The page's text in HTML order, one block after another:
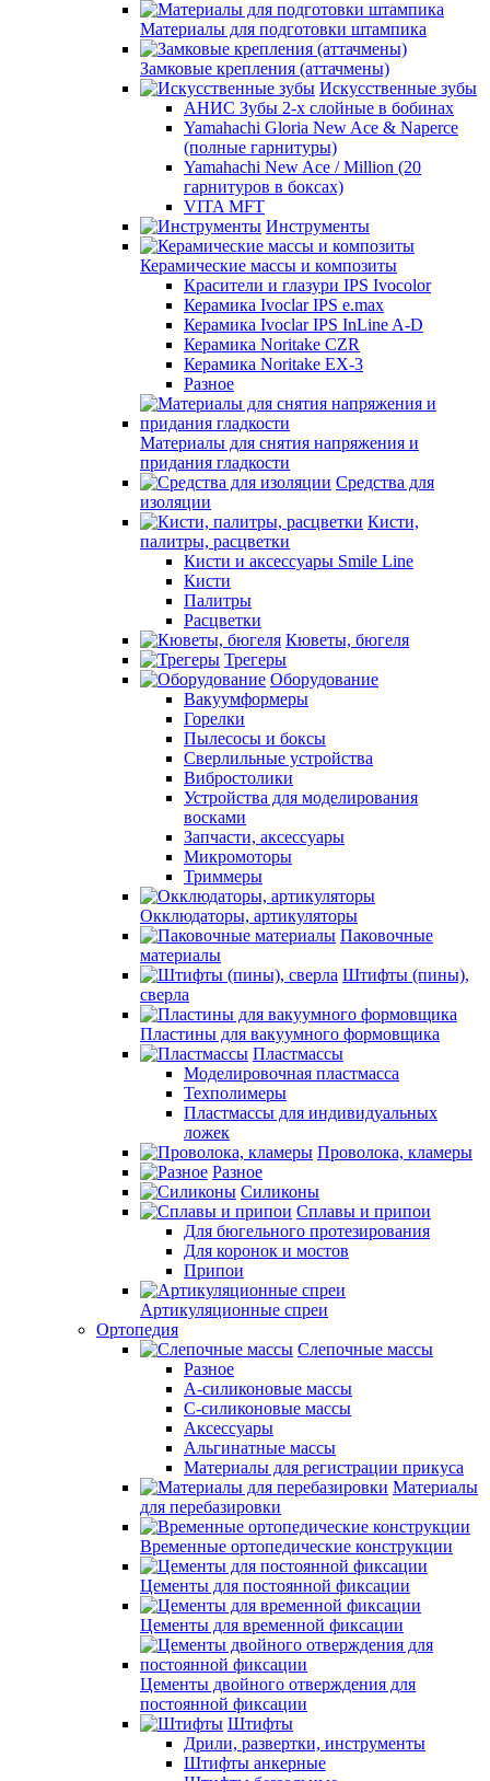
Материалы для подготовки штампика
Замковые крепления (аттачмены)
Искусственные зубы
АНИС Зубы 2-х слойные в бобинах
Yamahachi Gloria New Ace & Naperce
(полные гарнитуры)
Yamahachi New Ace / Million (20
гарнитуров в боксах)
VITA MFT
Инструменты
Керамические массы и композиты
Красители и глазури IPS Ivocolor
Керамика Ivoclar IPS e.max
Керамика Ivoclar IPS InLine A-D
Керамика Noritake CZR
Керамика Noritake EX-3
Разное
Материалы для снятия напряжения и
придания гладкости
Средства для
изоляции
Кисти,
палитры, расцветки
Кисти и аксессуары Smile Line
Кисти
Палитры
Расцветки
Кюветы, бюгеля
Трегеры
Оборудование
Вакуумформеры
Горелки
Пылесосы и боксы
Сверлильные устройства
Вибростолики
Устройства для моделирования
восками
Запчасти, аксессуары
Микромоторы
Триммеры
Окклюдаторы, артикуляторы
Паковочные
материалы
Штифты (пины),
сверла
Пластины для вакуумного формовщика
Пластмассы
Моделировочная пластмасса
Техполимеры
Пластмассы для индивидуальных
ложек
Проволока, кламеры
Разное
Силиконы
Сплавы и припои
Для бюгельного протезирования
Для коронок и мостов
Припои
Артикуляционные спреи
Ортопедия
Слепочные массы
Разное
А-силиконовые массы
С-силиконовые массы
Аксессуары
Альгинатные массы
Материалы для регистрации прикуса
Материалы
для перебазировки
Временные ортопедические конструкции
Цементы для постоянной фиксации
Цементы для временной фиксации
Цементы двойного отверждения для
постоянной фиксации
Штифты
Дрили, развертки, инструменты
Штифты анкерные